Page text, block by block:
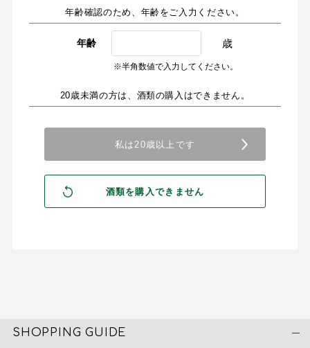
年齢確認のため、年齢をご入力ください。
年齢 歳
※半角数値で入力してください。
20歳未満の方は、酒類の購入はできません。
SHOPPING GUIDE